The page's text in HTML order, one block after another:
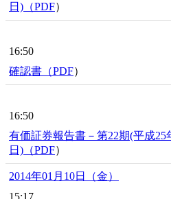
日)（PDF）
16:50
確認書（PDF）
16:50
有価証券報告書－第22期(平成25
日)（PDF）
2014年01月10日（金）